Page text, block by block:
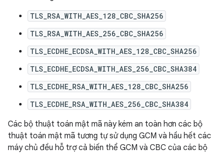
TLS_RSA_WITH_AES_128_CBC_SHA256
TLS_RSA_WITH_AES_256_CBC_SHA256
TLS_ECDHE_ECDSA_WITH_AES_128_CBC_SHA256
TLS_ECDHE_ECDSA_WITH_AES_256_CBC_SHA384
TLS_ECDHE_RSA_WITH_AES_128_CBC_SHA256
TLS_ECDHE_RSA_WITH_AES_256_CBC_SHA384
Các bộ thuật toán mật mã này kém an toàn hơn các bộ
thuật toán mật mã tương tự sử dụng GCM và hầu hết các
máy chủ đều hỗ trợ cả biến thể GCM và CBC của các bộ